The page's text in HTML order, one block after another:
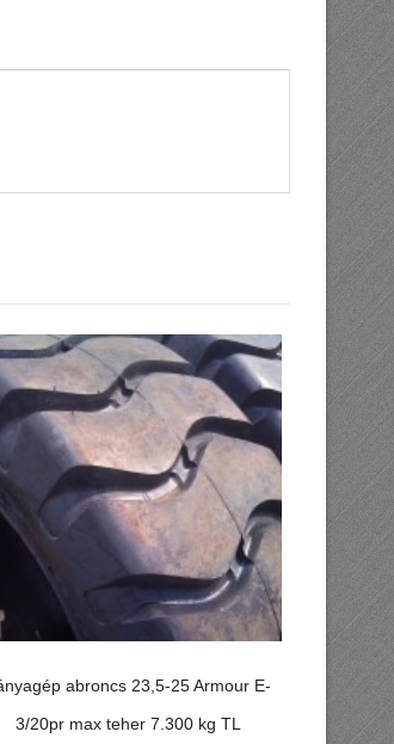
abroncs 23,5-25 Armour E-
3/20pr max teher 7.300 kg TL